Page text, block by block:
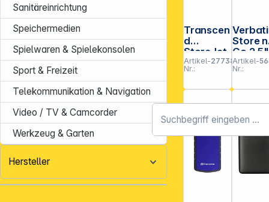
Sanitäreinrichtung
Speichermedien
Spielwaren & Spielekonsolen
Sport & Freizeit
Telekommunikation & Navigation
Video / TV & Camcorder
Werkzeug & Garten
Hersteller
Transcen
d
StoreJet
25A3 2,5"
2TB USB
3.1 Gen 1
Artikel-
Nr.:
277384
Store n
Go 2,5"
ALU
USB 3.2
Silver
53663
Artikel-
Nr.: